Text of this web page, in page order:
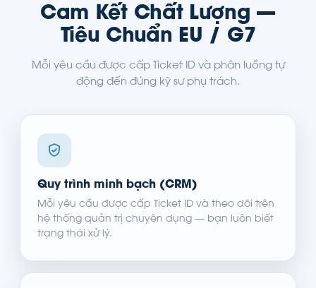
Cam Kết Chất Lượng —
Tiêu Chuẩn EU / G7
Mỗi yêu cầu được cấp Ticket ID và phân luồng tự
động đến đúng kỹ sư phụ trách.
Quy trình minh bạch (CRM)
Mỗi yêu cầu được cấp Ticket ID và theo dõi trên
hệ thống quản trị chuyên dụng — bạn luôn biết
trạng thái xử lý.